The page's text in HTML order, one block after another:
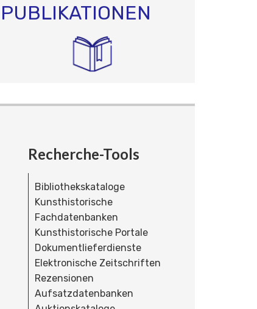
PUBLIKATIONEN
Recherche-Tools
Bibliothekskataloge
Kunsthistorische
Fachdatenbanken
Kunsthistorische Portale
Dokumentlieferdienste
Elektronische Zeitschriften
Rezensionen
Aufsatzdatenbanken